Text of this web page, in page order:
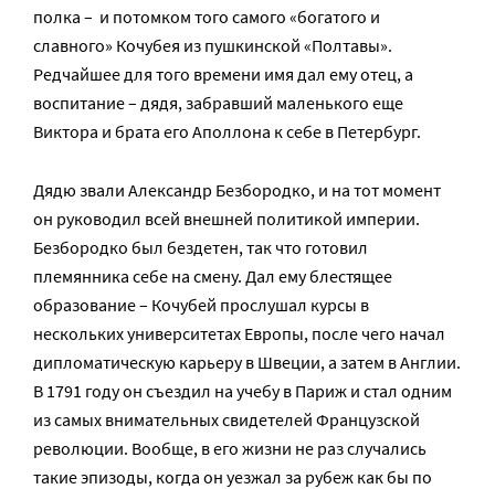
полка – и потомком того самого «богатого и
славного» Кочубея из пушкинской «Полтавы».
Редчайшее для того времени имя дал ему отец, а
воспитание – дядя, забравший маленького еще
Виктора и брата его Аполлона к себе в Петербург.
Дядю звали Александр Безбородко, и на тот момент
он руководил всей внешней политикой империи.
Безбородко был бездетен, так что готовил
племянника себе на смену. Дал ему блестящее
образование – Кочубей прослушал курсы в
нескольких университетах Европы, после чего начал
дипломатическую карьеру в Швеции, а затем в Англии.
В 1791 году он съездил на учебу в Париж и стал одним
из самых внимательных свидетелей Французской
революции. Вообще, в его жизни не раз случались
такие эпизоды, когда он уезжал за рубеж как бы по